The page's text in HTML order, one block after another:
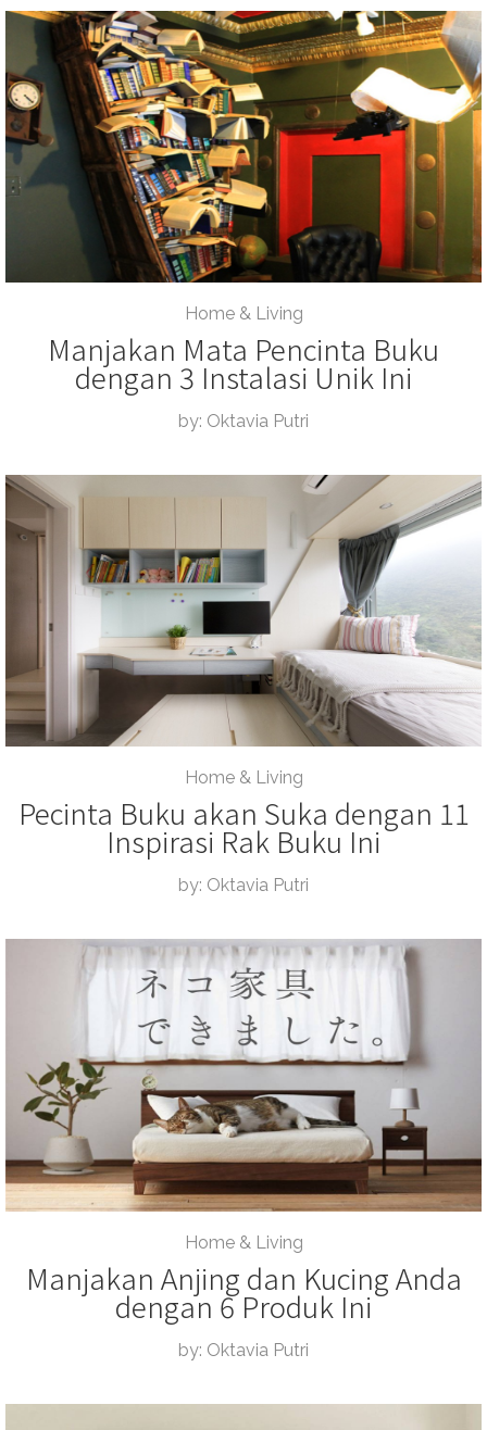
Home & Living
Manjakan Mata Pencinta Buku
dengan 3 Instalasi Unik Ini
by: Oktavia Putri
Home & Living
Pecinta Buku akan Suka dengan 11
Inspirasi Rak Buku Ini
by: Oktavia Putri
Home & Living
Manjakan Anjing dan Kucing Anda
dengan 6 Produk Ini
by: Oktavia Putri